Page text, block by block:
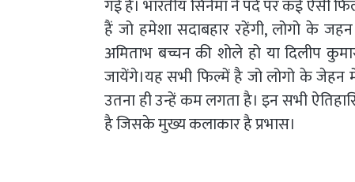
गई है। भारतीय सिनेमा ने पर्दे पर कई ऐसी
हैं जो हमेशा सदाबहार रहेंगी, लोगो के
अमिताभ बच्चन की शोले हो या दिलीप
जायेंगे।यह सभी फिल्में है जो लोगो के
उतना ही उन्हें कम लगता है। इन सभी
है जिसके मुख्य कलाकार है प्रभास।